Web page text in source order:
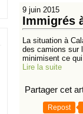
9 juin 2015
Immigrés
La situation à
des camions sur
minimisent ce
Lire la suite
Partager cet
Repost